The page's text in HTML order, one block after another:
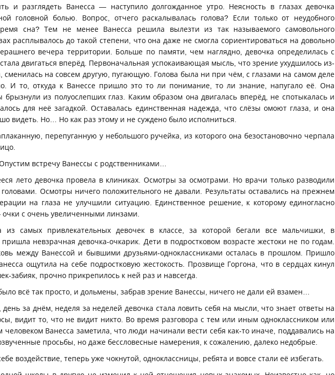
и разглядеть Ванесса — наступило долгожданное утро. Неясность в глазах девочка
головной болью. Вопрос, отчего раскалывалась голова? Если только от неудобного
сна? Тем не менее Ванесса решила вылезти из так называемого самовольного
расплывалось до такой степени, что она даже не смогла сориентироваться на довольно
вечера территории. Больше по памяти, чем наглядно, девочка определилась с
двигаться вперёд. Первоначальная успокаивающая мысль, что зрение ухудшилось из-
сменилась на совсем другую, пугающую. Голова была ни при чём, с глазами на самом деле
И то, откуда к Ванессе пришло это то ли понимание, то ли знание, напугало её. Она
брызнули из полуослепших глаз. Каким образом она двигалась вперёд, не спотыкалась и
для неё загадкой. Оставалась единственная надежда, что слёзы омоют глаза, и она
видеть. Но… Но как раз этому и не суждено было исполниться.
перепуганную у небольшого ручейка, из которого она безостановочно черпала
встречу Ванессы с родственниками…
лето девочка провела в клиниках. Осмотры за осмотрами. Но врачи только разводили
Осмотры ничего положительного не давали. Результаты оставались на прежнем
на глаза не улучшили ситуацию. Единственное решение, к которому единогласно
с очень увеличенными линзами.
из самых привлекательных девочек в классе, за которой бегали все мальчишки, в
невзрачная девочка-очкарик. Дети в подростковом возрасте жестоки не по годам.
между Ванессой и бывшими друзьями-одноклассниками осталась в прошлом. Пришло
ощутила на себе подростковую жестокость. Прозвище Горгона, что в сердцах кинул
забияк, прочно прикрепилось к ней раз и навсегда.
всё так просто, и дольмены, забрав зрение Ванессы, ничего не дали ей взамен…
день за днём, неделя за неделей девочка стала ловить себя на мысли, что знает ответы на
видит то, что не видит никто. Во время разговора с тем или иным одноклассником или
Ванесса заметила, что люди начинали вести себя как-то иначе, поддавались на
просьбы, но даже бессловесные намерения, к сожалению, далеко недобрые.
воздействие, теперь уже чокнутой, одноклассницы, ребята и вовсе стали её избегать.